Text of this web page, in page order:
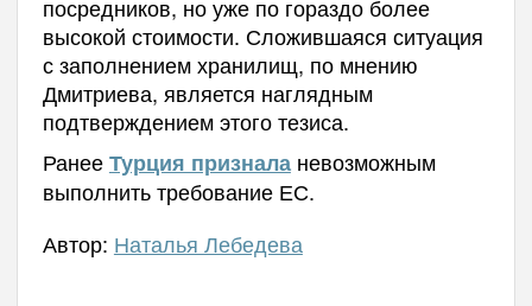
посредников, но уже по гораздо более
высокой стоимости. Сложившаяся ситуация
с заполнением хранилищ, по мнению
Дмитриева, является наглядным
подтверждением этого тезиса.
РанееТурция призналаневозможным
выполнить требование ЕС.
Автор: Наталья Лебедева